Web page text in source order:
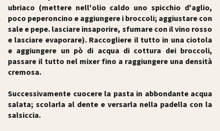
ubriaco (mettere nell'olio caldo uno spicchio d'aglio,
poco peperoncino e aggiungere i broccoli; aggiustare con
sale e pepe. lasciare insaporire, sfumare con il vino rosso
e lasciare evaporare). Raccogliere il tutto in una ciotola
e aggiungere un pò di acqua di cottura dei broccoli,
passare il tutto nel mixer fino a raggiungere una densità
cremosa.
Successivamente cuocere la pasta in abbondante acqua
salata; scolarla al dente e versarla nella padella con la
salsiccia.